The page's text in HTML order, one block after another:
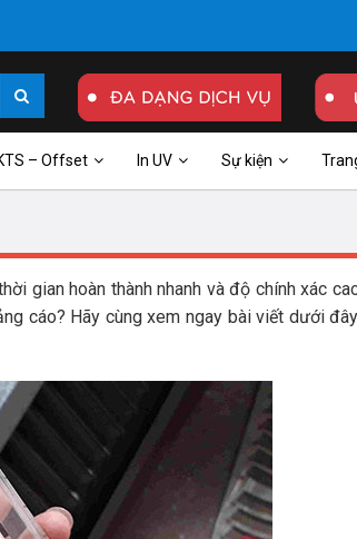
– Offset In UV Sự kiện
gian hoàn thành nhanh và độ chính xác
cáo? Hãy cùng xem ngay bài viết dưới